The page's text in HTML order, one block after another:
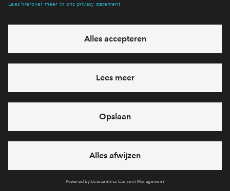
eventuele projecten
Ja, ik wil mij aanmelden
Heb je een vraag en wil je direct antwoord? Bel ons op088
712 21 28
6 dagen per week beschikbaar (behalve tijdens
feestdagen)
vandaag van 09:00 - 18:00 uur